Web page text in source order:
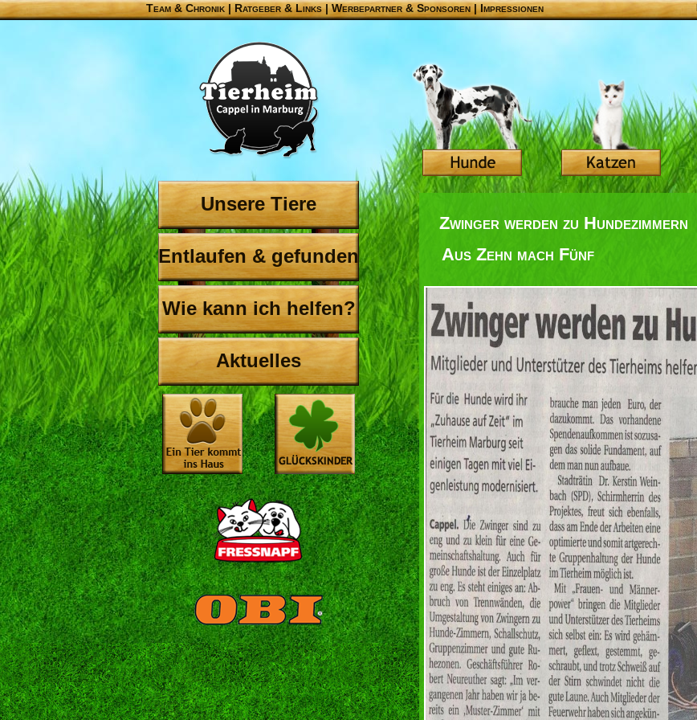
Team & Chronik |Ratgeber & Links|Werbepartner & Sponsoren|Impressionen
Unsere Tiere
Entlaufen & gefunden
Wie kann ich helfen?
Aktuelles
Zwinger werden zu Hundezimmern
Aus Zehn mach Fünf